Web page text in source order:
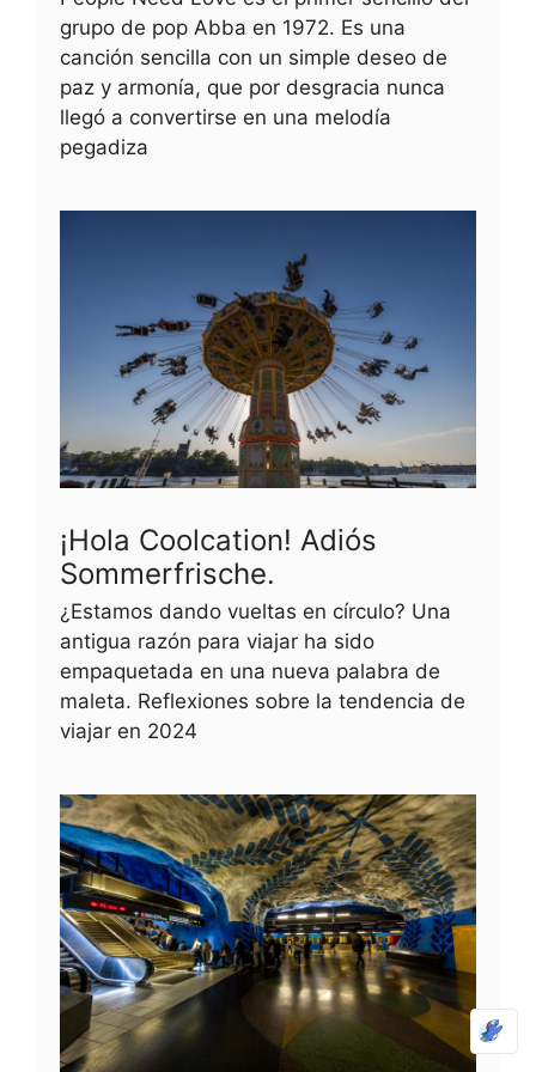
grupo de pop Abba en 1972. Es una
canción sencilla con un simple deseo de
paz y armonía, que por desgracia nunca
llegó a convertirse en una melodía
pegadiza
¡Hola Coolcation! Adiós
Sommerfrische.
¿Estamos dando vueltas en círculo? Una
antigua razón para viajar ha sido
empaquetada en una nueva palabra de
maleta. Reflexiones sobre la tendencia de
viajar en 2024